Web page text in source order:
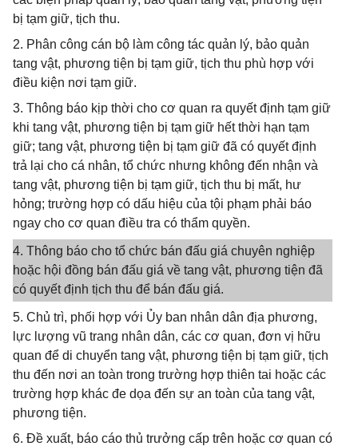
bị tạm giữ, tịch thu.
2. Phân công cán bộ làm công tác quản lý, bảo quản
tang vật, phương tiện bị tạm giữ, tịch thu phù hợp với
điều kiện nơi tạm giữ.
3. Thông báo kịp thời cho cơ quan ra quyết định tạm giữ
khi tang vật, phương tiện bị tạm giữ hết thời hạn tạm
giữ; tang vật, phương tiện bị tạm giữ đã có quyết định
trả lại cho cá nhân, tổ chức nhưng không đến nhận và
tang vật, phương tiện bị tạm giữ, tịch thu bị mất, hư
hỏng; trường hợp có dấu hiệu của tội phạm phải báo
ngay cho cơ quan điều tra có thẩm quyền.
4. Thông báo cho tổ chức bán đấu giá chuyên nghiệp
hoặc hội đồng bán đấu giá về tang vật, phương tiện đã
có quyết định tịch thu để bán đấu giá.
5. Chủ trì, phối hợp với Ủy ban nhân dân địa phương,
lực lượng vũ trang nhân dân, các cơ quan, đơn vị hữu
quan để di chuyển tang vật, phương tiện bị tạm giữ, tịch
thu đến nơi an toàn trong trường hợp thiên tai hoặc các
trường hợp khác đe dọa đến sự an toàn của tang vật,
phương tiện.
6. Đề xuất, báo cáo thủ trưởng cấp trên hoặc cơ quan có